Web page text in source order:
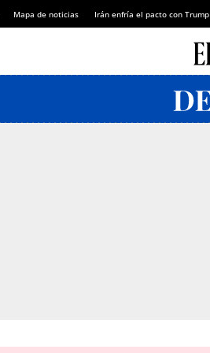
Mapa de noticias Irán enfría el pacto con Trump